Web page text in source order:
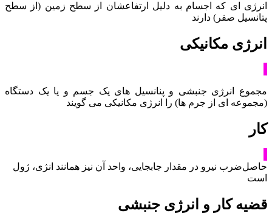
انرژی ای که اجسام به دلیل ارتفاعشان از سطح زمین (از سطح
پتانسیل صفر) دارند
انرژی مکانیکی
مجموع انرژی جنبشی و پنانسیل های یک جسم و یا یک دستگاه
(مجموعه ای از جرم ها) را انرژی مکانیکی می گویند
کار
حاصل‌ضرب نیرو در مقدار جابجایی، واحد آن نیز همانند انژی، ژول
است
قضیه کار و انرژی جنبشی